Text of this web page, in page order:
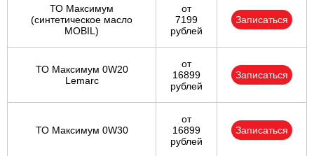
ТО Максимум
(cинтетическое масло
MOBIL)
от
7199
рублей
Записаться
ТО Максимум 0W20
Lemarc
от
16899
рублей
Записаться
ТО Максимум 0W30
от
16899
рублей
Записаться